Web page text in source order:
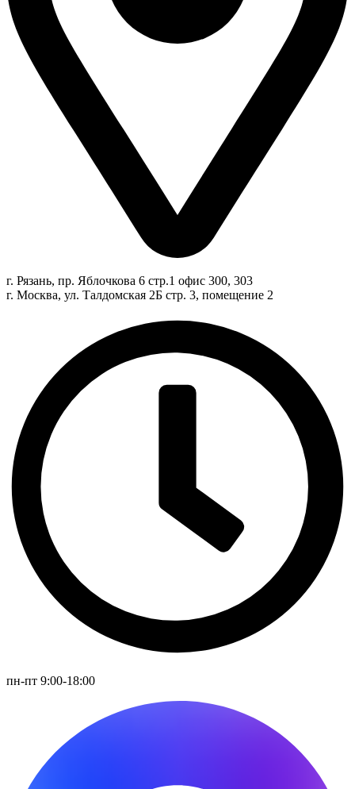
г. Рязань, пр. Яблочкова 6 стр.1 офис 300, 303
г. Москва, ул. Талдомская 2Б стр. 3, помещение 2
пн-пт 9:00-18:00